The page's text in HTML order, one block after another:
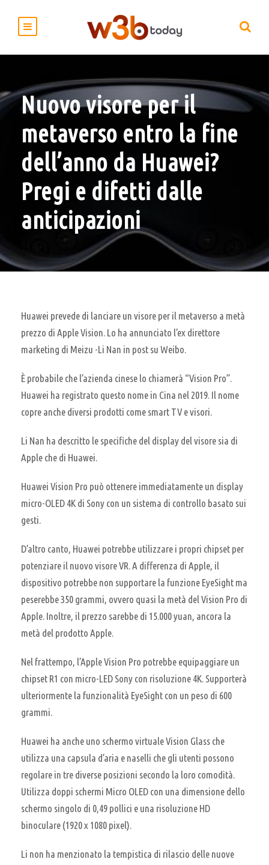
Nuovo visore per il
metaverso entro la fine
dell’anno da Huawei?
Pregi e difetti dalle
anticipazioni
Huawei prevede di lanciare un visore per il metaverso a metà
prezzo di Apple Vision. Lo ha annunciato l’ex direttore
marketing di Meizu -Li Nan in post su Weibo.
È probabile che l’azienda cinese lo chiamerà “Vision Pro”.
Huawei ha registrato questo nome in Cina nel 2019. Il nome
copre anche diversi prodotti come smart TV e visori.
Li Nan ha descritto le specifiche del display del visore sia di
Apple che di Huawei.
Huawei Vision Pro può ottenere immediatamente un display
micro-OLED 4K di Sony con un sistema di controllo basato sui
gesti.
D’altro canto, Huawei potrebbe utilizzare i propri chipset per
potenziare il nuovo visore VR. A differenza di Apple, il
dispositivo potrebbe non supportare la funzione EyeSight ma
peserebbe 350 grammi, ovvero quasi la metà del Vision Pro di
Apple. Inoltre, il prezzo sarebbe di 15.000 yuan, ancora la
metà del prodotto Apple.
Nel frattempo, l’Apple Vision Pro potrebbe equipaggiare un
chipset R1 con micro-LED Sony con risoluzione 4K. Supporterà
ulteriormente la funzionalità EyeSight con un peso di 600
grammi.
Huawei ha anche uno schermo virtuale Vision Glass che
utilizza una capsula d’aria e naselli che gli utenti possono
regolare in tre diverse posizioni secondo la loro comodità.
Utilizza doppi schermi Micro OLED con una dimensione dello
schermo singolo di 0,49 pollici e una risoluzione HD
binoculare (1920 x 1080 pixel).
Li non ha menzionato la tempistica di rilascio delle nuove